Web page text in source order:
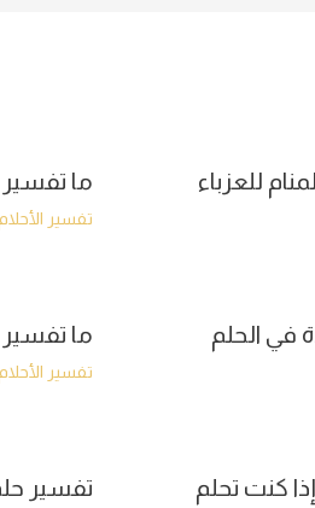
للعزباء
ما تفسير
تفسير الأحلام
في الحلم ما تفسير
تفسير الأحلام
كنت تحلم
تفسير